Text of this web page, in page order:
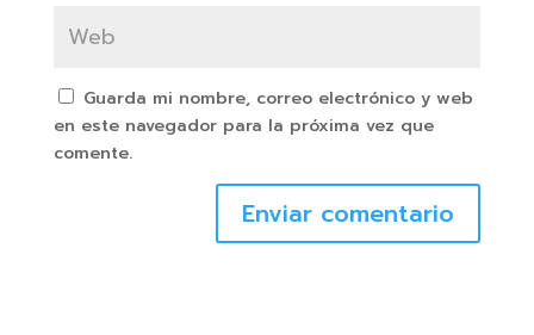
Guarda mi nombre, correo electrónico y web
en este navegador para la próxima vez que
comente.
Enviar comentario